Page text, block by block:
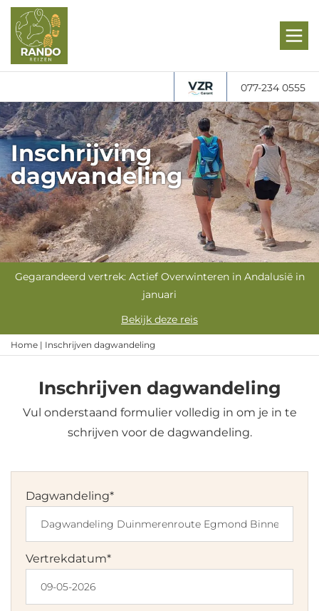
077-234 0555
Inschrijving
dagwandeling
Gegarandeerd vertrek: Actief Overwinteren in Andalusië in
januari
Bekijk deze reis
Home | Inschrijven dagwandeling
Inschrijven dagwandeling
Vul onderstaand formulier volledig in om je in te
schrijven voor de dagwandeling.
Dagwandeling*
Vertrekdatum*